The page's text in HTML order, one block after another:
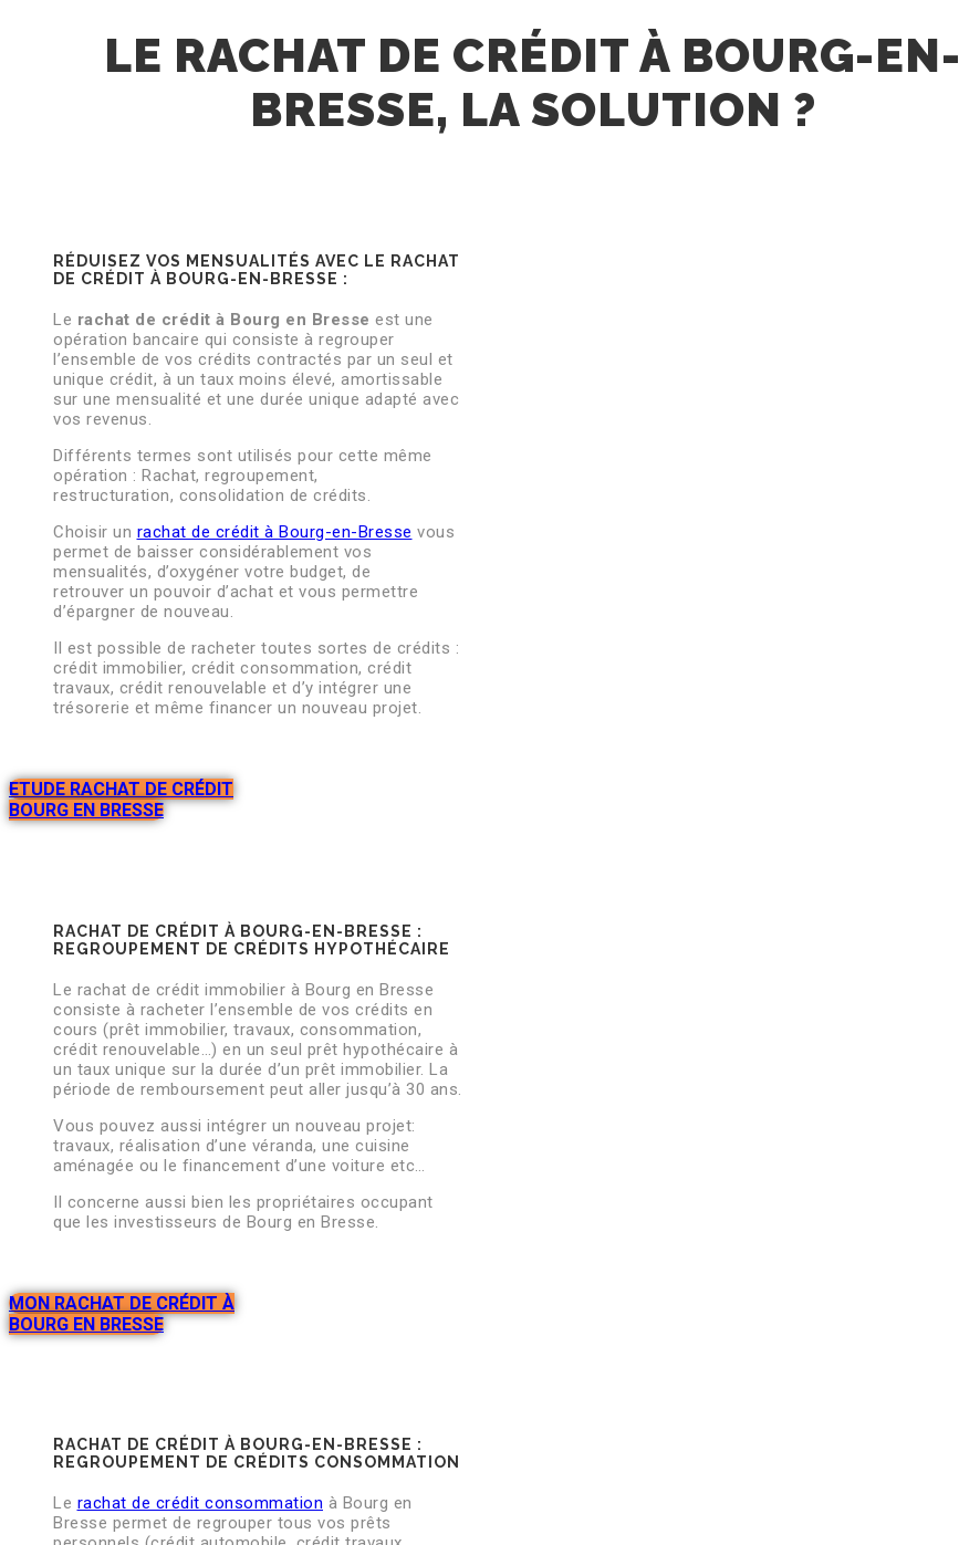
LE RACHAT DE CRÉDIT À BOURG-EN-
BRESSE, LA SOLUTION ?
RÉDUISEZ VOS MENSUALITÉS AVEC LE RACHAT
DE CRÉDIT À BOURG-EN-BRESSE :
Le rachat de crédit à Bourg en Bresse est une
opération bancaire qui consiste à regrouper
l’ensemble de vos crédits contractés par un seul et
unique crédit, à un taux moins élevé, amortissable
sur une mensualité et une durée unique adapté avec
vos revenus.
Différents termes sont utilisés pour cette même
opération : Rachat, regroupement,
restructuration, consolidation de crédits.
Choisir un rachat de crédit à Bourg-en-Bresse vous
permet de baisser considérablement vos
mensualités, d’oxygéner votre budget, de
retrouver un pouvoir d’achat et vous permettre
d’épargner de nouveau.
Il est possible de racheter toutes sortes de crédits :
crédit immobilier, crédit consommation, crédit
travaux, crédit renouvelable et d’y intégrer une
trésorerie et même financer un nouveau projet.
ETUDE RACHAT DE CRÉDIT
BOURG EN BRESSE
RACHAT DE CRÉDIT À BOURG-EN-BRESSE :
REGROUPEMENT DE CRÉDITS HYPOTHÉCAIRE
Le rachat de crédit immobilier à Bourg en Bresse
consiste à racheter l’ensemble de vos crédits en
cours (prêt immobilier, travaux, consommation,
crédit renouvelable…) en un seul prêt hypothécaire à
un taux unique sur la durée d’un prêt immobilier. La
période de remboursement peut aller jusqu’à 30 ans.
Vous pouvez aussi intégrer un nouveau projet:
travaux, réalisation d’une véranda, une cuisine
aménagée ou le financement d’une voiture etc…
Il concerne aussi bien les propriétaires occupant
que les investisseurs de Bourg en Bresse.
MON RACHAT DE CRÉDIT À
BOURG EN BRESSE
RACHAT DE CRÉDIT À BOURG-EN-BRESSE :
REGROUPEMENT DE CRÉDITS CONSOMMATION
Le rachat de crédit consommation à Bourg en
Bresse permet de regrouper tous vos prêts